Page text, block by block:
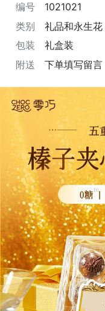
编号
1021021
类别
礼品和永生花
包装
礼盒装
附送
下单填写留言